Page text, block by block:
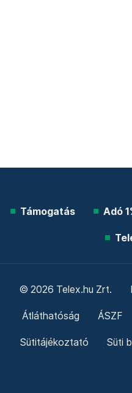
Támogatás Adó
© 2026 Telex.hu Zrt.
Átláthatóság ÁSZF
Sütitájékoztató Süti